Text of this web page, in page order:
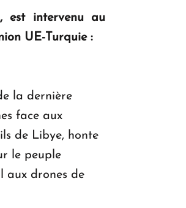
est intervenu au
UE-Turquie :
la dernière
face aux
de Libye, honte
le peuple
aux drones de